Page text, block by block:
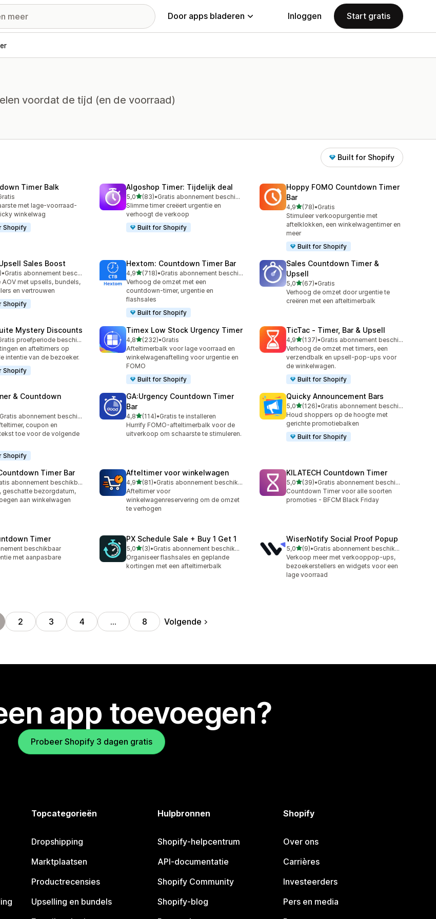
Door apps bladeren Inloggen Start gratis
voordat de tijd (en de voorraad)
Built for Shopify
Timer Balk
in totaal
met lage-voorraad-
winkelwag
Shopify
Algoshop Timer: Tijdelijk deal
5,0van 5 sterren
(83)
83 recensies in totaal
•
Gratis abonnement beschikbaar
Slimme timer creëert urgentie en
verhoogt de verkoop
Built for Shopify
Hoppy FOMO Countdown Timer
Bar
4,9van 5 sterren
(78)
78 recensies in totaal
•Gratis
Stimuleer verkoopurgentie met
aftelklokken, een winkelwagentimer en
meer
Built for Shopify
Sales Boost
in totaal
•
Gratis abonnement beschikbaar
AOV met upsells, bundels,
en vertrouwen
Shopify
Hextom: Countdown Timer Bar
4,9van 5 sterren
(718)
718 recensies in totaal
•
Gratis abonnement beschikbaar
Verhoog de omzet met een
countdown-timer, urgentie en
flashsales
Built for Shopify
Sales Countdown Timer &
Upsell
5,0van 5 sterren
(67)
67 recensies in totaal
•Gratis
Verhoog de omzet door urgentie te
creëren met een afteltimerbalk
Mystery Discounts
in totaal
Gratis proefperiode beschikbaar
en afteltimers op
intentie van de bezoeker.
Shopify
Timex Low Stock Urgency Timer
4,8van 5 sterren
(232)
232 recensies in totaal
•Gratis
Afteltimerbalk voor lage voorraad en
winkelwagenaftelling voor urgentie en
FOMO
Built for Shopify
TicTac ‑ Timer, Bar & Upsell
4,9van 5 sterren
(137)
137 recensies in totaal
•
Gratis abonnement beschikbaar
Verhoog de omzet met timers, een
verzendbalk en upsell-pop-ups voor
de winkelwagen.
Built for Shopify
& Countdown
in totaal
Gratis abonnement beschikbaar
coupon en
toe voor de volgende
Shopify
GA:Urgency Countdown Timer
Bar
4,8van 5 sterren
(114)
114 recensies in totaal
•Gratis te installeren
Hurrify FOMO-afteltimerbalk voor de
uitverkoop om schaarste te stimuleren.
Quicky Announcement Bars
5,0van 5 sterren
(126)
126 recensies in totaal
•
Gratis abonnement beschikbaar
Houd shoppers op de hoogte met
gerichte promotiebalken
Built for Shopify
Timer Bar
totaal
Gratis abonnement beschikbaar
geschatte bezorgdatum,
aan winkelwagen
Afteltimer voor winkelwagen
4,9van 5 sterren
(81)
81 recensies in totaal
•
Gratis abonnement beschikbaar
Afteltimer voor
winkelwagenreservering om de omzet
te verhogen
KILATECH Countdown Timer
5,0van 5 sterren
(39)
39 recensies in totaal
•
Gratis abonnement beschikbaar
Countdown Timer voor alle soorten
promoties - BFCM Black Friday
Timer
beschikbaar
met aanpasbare
PX Schedule Sale + Buy 1 Get 1
5,0van 5 sterren
(3)
3 recensies in totaal
•
Gratis abonnement beschikbaar
Organiseer flashsales en geplande
kortingen met een afteltimerbalk
WiserNotify Social Proof Popup
5,0van 5 sterren
(9)
9 recensies in totaal
•
Gratis abonnement beschikbaar
Verkoop meer met verkooppop-ups,
bezoekerstellers en widgets voor een
lage voorraad
2 3 4 … 8 Volgende
app toevoegen?
Probeer Shopify 3 dagen gratis
Topcategorieën
Dropshipping
Marktplaatsen
Productrecensies
Upselling en bundels
Hulpbronnen
Shopify-helpcentrum
API-documentatie
Shopify Community
Shopify-blog
Shopify
Over ons
Carrières
Investeerders
Pers en media